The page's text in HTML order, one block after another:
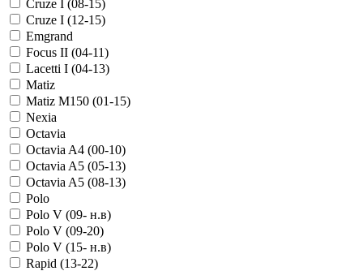
Cruze I (08-15)
Cruze I (12-15)
Emgrand
Focus II (04-11)
Lacetti I (04-13)
Matiz
Matiz M150 (01-15)
Nexia
Octavia
Octavia A4 (00-10)
Octavia A5 (05-13)
Octavia A5 (08-13)
Polo
Polo V (09- н.в)
Polo V (09-20)
Polo V (15- н.в)
Rapid (13-22)